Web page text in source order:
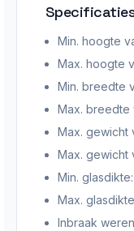
Min. hoogte
Max. hoogte
Min. breedte
Max. breedte
Max. gewicht
Max. gewicht
Min.
Max.
Inbraak